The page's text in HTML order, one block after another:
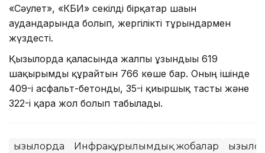
«Сәулет», «КБИ» секілді бірқатар шағын
аудандарында болып, жергілікті тұрғындармен
жүздесті.
Қызылорда қаласында жалпы ұзындығы 619
шақырымды құрайтын 766 көше бар. Оның ішінде
409-і асфальт-бетонды, 35-і қиыршық тасты және
322-і қара жол болып табылады.
Қызылорда Инфрақұрылымдық жобалар